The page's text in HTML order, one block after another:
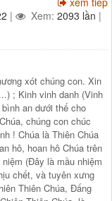
| Xem: 2093 lần |
xót chúng con. Xin
; Kinh vinh danh (Vinh
an dưới thế cho
chúng con chúc
! Chúa là Thiên Chúa
hô, hoan hô Chúa trên
(Đây là mầu nhiệm
chết, và tuyên xưng
Thiên Chúa, Đấng